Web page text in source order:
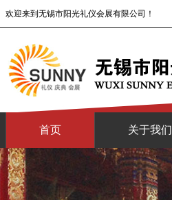
欢迎来到无锡市阳光礼仪会展有限公司！
首页 关于我们